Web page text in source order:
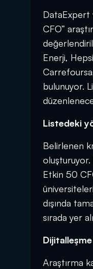
DataExpert
CFO”
Enerji,
bulunuyor.
Listedeki
Belirlenen
oluşturuyor.
Etkin 50
dışında
sırada yer
Araştırma